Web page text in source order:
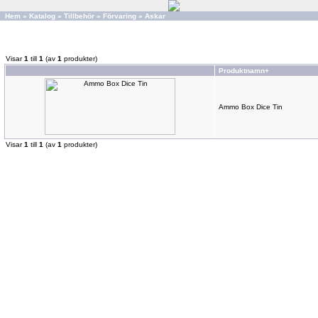
Hem » Katalog » Tillbehör » Förvaring » Askar
Visar1 till 1 (av 1 produkter)
Produktnamn+
Ammo Box Dice Tin
Visar1 till 1 (av 1 produkter)